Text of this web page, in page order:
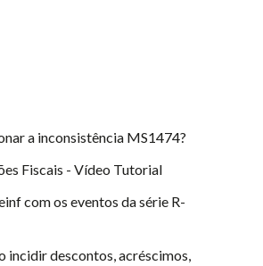
a inconsistência MS1474?
Fiscais - Vídeo Tutorial
com os eventos da série R-
incidir descontos, acréscimos,